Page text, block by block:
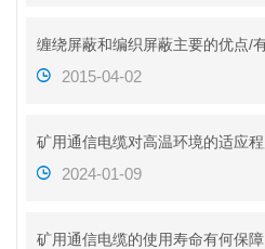
2015-04-02
2024-01-09
矿用通信电缆的使用寿命有何保障